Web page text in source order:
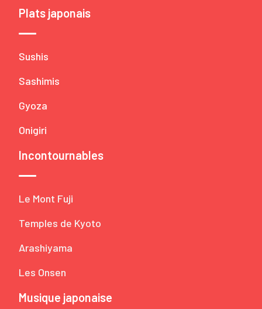
Plats japonais
Sushis
Sashimis
Gyoza
Onigiri
Incontournables
Le Mont Fuji
Temples de Kyoto
Arashiyama
Les Onsen
Musique japonaise